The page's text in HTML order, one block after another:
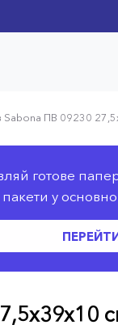
Sabona ПВ 09230
готове
пакети у